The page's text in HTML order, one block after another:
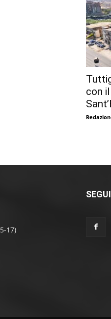
con
17)